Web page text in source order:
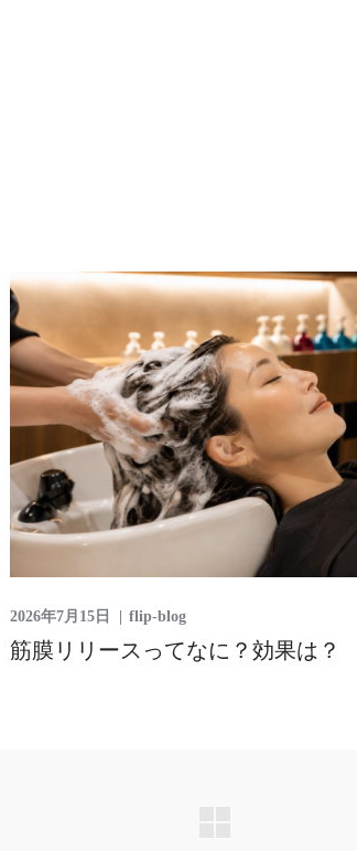
2026年7月15日 flip-blog
筋膜リリースってなに？効果は？